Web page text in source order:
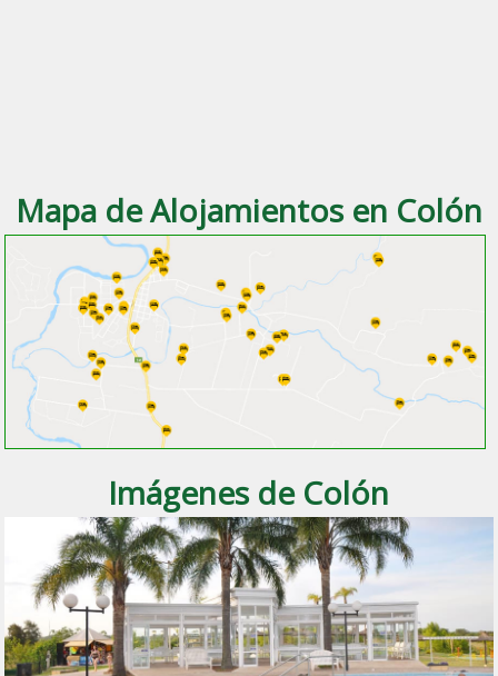
Mapa de Alojamientos en Colón
Imágenes de Colón